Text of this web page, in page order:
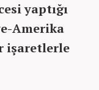
yaptığı
Amerika
işaretlerle